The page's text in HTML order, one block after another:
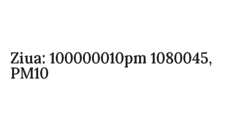
Ziua: 100000010pm 1080045,
PM10